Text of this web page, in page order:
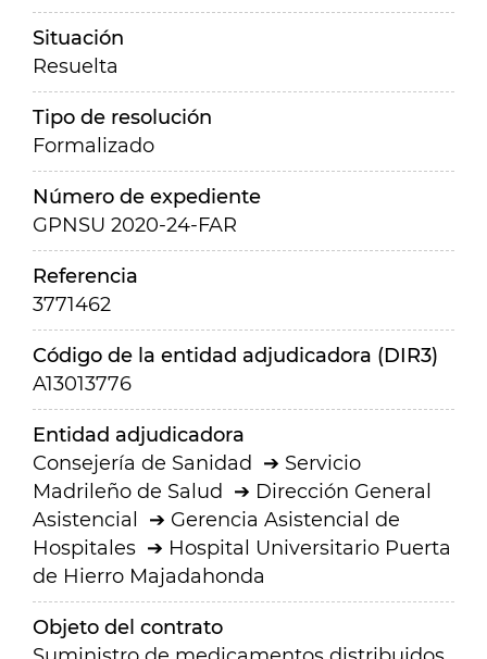
Situación
Resuelta
Tipo de resolución
Formalizado
Número de expediente
GPNSU 2020-24-FAR
Referencia
3771462
Código de la entidad adjudicadora (DIR3)
A13013776
Entidad adjudicadora
Consejería de Sanidad
Servicio
Madrileño de Salud
Dirección General
Asistencial
Gerencia Asistencial de
Hospitales
Hospital Universitario Puerta
de Hierro Majadahonda
Objeto del contrato